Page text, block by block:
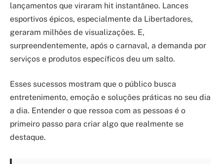
lançamentos que viraram hit instantâneo. Lances
esportivos épicos, especialmente da Libertadores,
geraram milhões de visualizações. E,
surpreendentemente, após o carnaval, a demanda por
serviços e produtos específicos deu um salto.
Esses sucessos mostram que o público busca
entretenimento, emoção e soluções práticas no seu dia
a dia. Entender o que ressoa com as pessoas é o
primeiro passo para criar algo que realmente se
destaque.